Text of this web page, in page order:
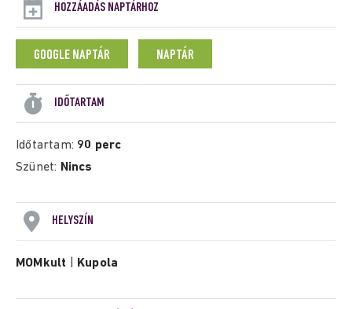
HOZZÁADÁS NAPTÁRHOZ
GOOGLE NAPTÁR NAPTÁR
IDŐTARTAM
Időtartam: 90 perc
Szünet: Nincs
HELYSZÍN
MOMkult Kupola